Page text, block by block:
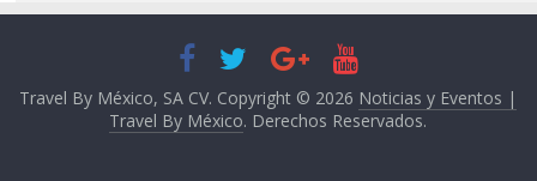
Travel By México, SA CV. Copyright © 2026 Noticias y Eventos |
Travel By México. Derechos Reservados.